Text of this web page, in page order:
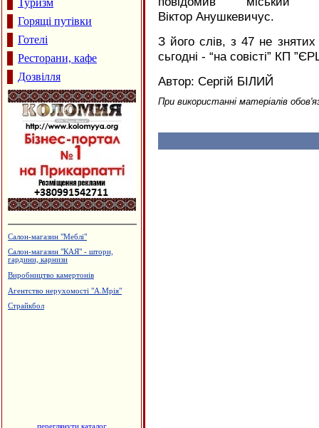
Туризм
Горящі путівки
Готелі
Ресторани, кафе
Дозвілля
Туристична агенція "Гарячі тури"
Пейнтбол
дверей
Магазин "Софія" - жіночий одяг
Вироби з нержавіючої сталі
переглянути каталог
Віктор Анушкевичус.
З його слів, з 47 не
сьгодні - “на совісті” КП
Автор: Сергій БІЛИЙ
При використанні матеріалів